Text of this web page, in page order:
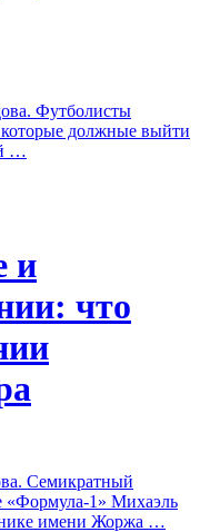
Футболисты
должные выйти
…
и
что
Семикратный
«Формула-1» Михаэль
имени Жоржа …